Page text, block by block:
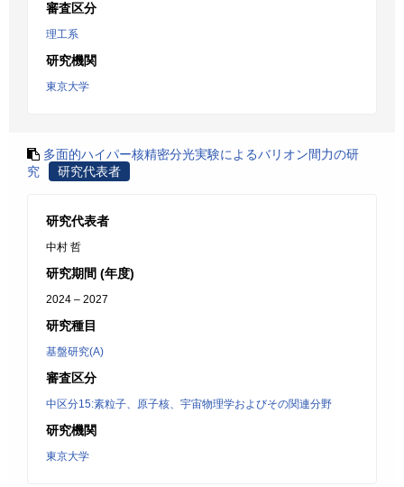
審査区分
理工系
研究機関
東京大学
多面的ハイパー核精密分光実験によるバリオン間力の研
究
研究代表者
研究代表者
中村 哲
研究期間 (年度)
2024 – 2027
研究種目
基盤研究(A)
審査区分
中区分15:素粒子、原子核、宇宙物理学およびその関連分野
研究機関
東京大学